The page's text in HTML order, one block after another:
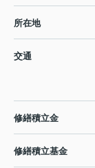
所在地
交通
修繕積立金
修繕積立基金